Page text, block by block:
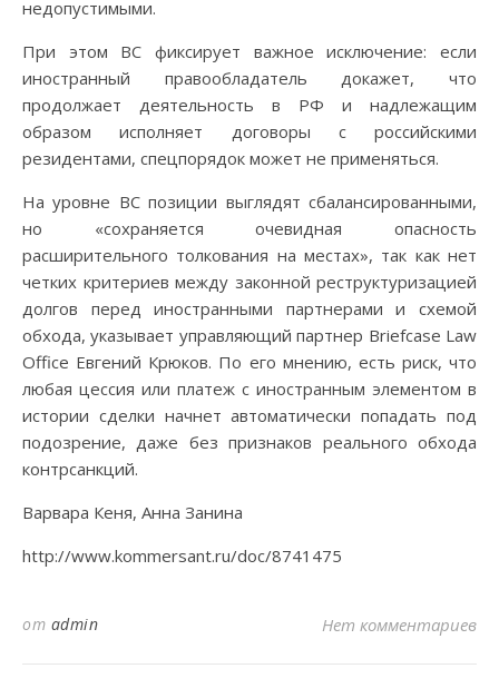
недопустимыми.
При этом ВС фиксирует важное исключение: если
иностранный правообладатель докажет, что
продолжает деятельность в РФ и надлежащим
образом исполняет договоры с российскими
резидентами, спецпорядок может не применяться.
На уровне ВС позиции выглядят сбалансированными,
но «сохраняется очевидная опасность
расширительного толкования на местах», так как нет
четких критериев между законной реструктуризацией
долгов перед иностранными партнерами и схемой
обхода, указывает управляющий партнер Briefcase Law
Office Евгений Крюков. По его мнению, есть риск, что
любая цессия или платеж с иностранным элементом в
истории сделки начнет автоматически попадать под
подозрение, даже без признаков реального обхода
контрсанкций.
Варвара Кеня, Анна Занина
http://www.kommersant.ru/doc/8741475
от admin Нет комментариев